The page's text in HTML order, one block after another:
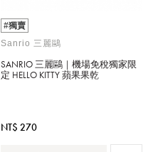
#獨賣
Sanrio 三麗鷗
SANRIO 三麗鷗｜機場免稅獨家限
定 HELLO KITTY 蘋果果乾
NT$ 270